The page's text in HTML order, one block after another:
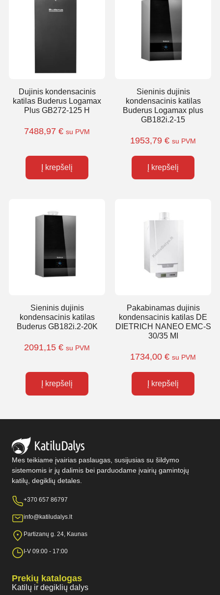
Dujinis kondensacinis
katilas Buderus Logamax
Plus GB272-125 H
7488,97 € su PVM
Į krepšelį
Sieninis dujinis
kondensacinis katilas
Buderus Logamax plus
GB182i.2-15
1953,79 € su PVM
Į krepšelį
Sieninis dujinis
kondensacinis katilas
Buderus GB182i.2-20K
2091,15 € su PVM
Į krepšelį
Pakabinamas dujinis
kondensacinis katilas DE
DIETRICH NANEO EMC-S
30/35 MI
1734,00 € su PVM
Į krepšelį
Mes teikiame įvairias paslaugas, susijusias su šildymo
sistemomis ir jų dalimis bei parduodame įvairių gamintojų
katilų, degiklių detales.
+370 657 86797
info@katiludalys.lt
Partizanų g. 24, Kaunas
I-V 09:00 - 17:00
Prekių katalogas
Katilų ir degiklių dalys